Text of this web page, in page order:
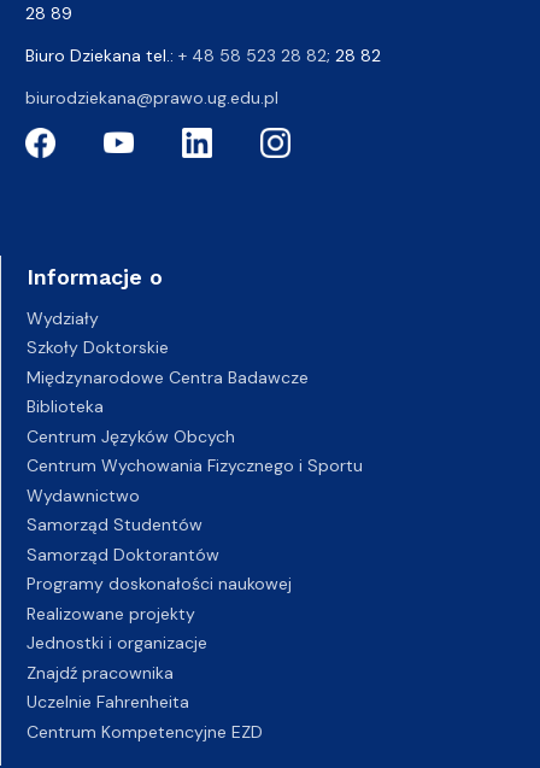
28 89
Biuro Dziekana tel.: + 48 58 523 28 82; 28 82
biurodziekana@prawo.ug.edu.pl
Informacje o
Wydziały
Szkoły Doktorskie
Międzynarodowe Centra Badawcze
Biblioteka
Centrum Języków Obcych
Centrum Wychowania Fizycznego i Sportu
Wydawnictwo
Samorząd Studentów
Samorząd Doktorantów
Programy doskonałości naukowej
Realizowane projekty
Jednostki i organizacje
Znajdź pracownika
Uczelnie Fahrenheita
Centrum Kompetencyjne EZD